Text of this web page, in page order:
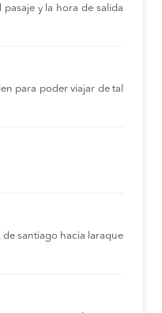
y la hora de salida
para poder viajar de tal
de santiago hacia laraque